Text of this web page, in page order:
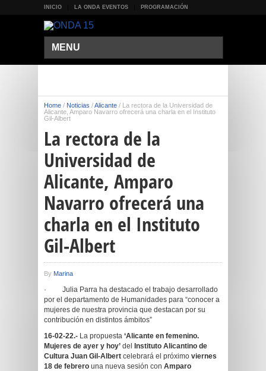
INICIO LA ONDA EVENTOS PROGRAMACIÓN
MENU
Home / Noticias /Alicante / La rectora de la Universidad de
Alicante, Amparo Navarro ofrecerá una charla en el Instituto
Gil-Albert
La rectora de la
Universidad de
Alicante, Amparo
Navarro ofrecerá una
charla en el Instituto
Gil-Albert
By Marina
· Julia Parra ha destacado el trabajo desarrollado
por el departamento de Humanidades para “conocer a
mujeres de nuestra provincia que destacan por su
contribución en distintos ámbitos”
16-02-22.- La propuesta ‘Alicante en femenino.
Mujeres de ayer y hoy’ del
Instituto Alicantino de
Cultura Juan Gil-Albert celebrará el próximo viernes
18 de febrero una nueva sesión con Amparo